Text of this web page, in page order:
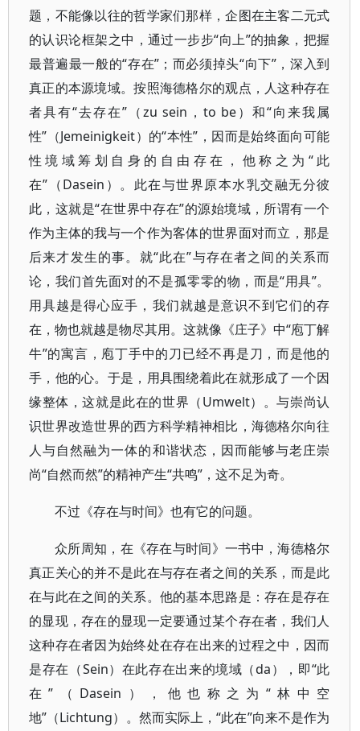
题，不能像以往的哲学家们那样，企图在主客二元式
的认识论框架之中，通过一步步“向上”的抽象，把握
最普遍最一般的“存在”；而必须掉头“向下”，深入到
真正的本源境域。按照海德格尔的观点，人这种存在
者具有“去存在”（zu sein，to be）和“向来我属
性”（Jemeinigkeit）的“本性”，因而是始终面向可能
性境域筹划自身的自由存在，他称之为“此
在”（Dasein）。此在与世界原本水乳交融无分彼
此，这就是“在世界中存在”的源始境域，所谓有一个
作为主体的我与一个作为客体的世界面对而立，那是
后来才发生的事。就“此在”与存在者之间的关系而
论，我们首先面对的不是孤零零的物，而是“用具”。
用具越是得心应手，我们就越是意识不到它们的存
在，物也就越是物尽其用。这就像《庄子》中“庖丁解
牛”的寓言，庖丁手中的刀已经不再是刀，而是他的
手，他的心。于是，用具围绕着此在就形成了一个因
缘整体，这就是此在的世界（Umwelt）。与崇尚认
识世界改造世界的西方科学精神相比，海德格尔向往
人与自然融为一体的和谐状态，因而能够与老庄崇
尚“自然而然”的精神产生“共鸣”，这不足为奇。
不过《存在与时间》也有它的问题。
众所周知，在《存在与时间》一书中，海德格尔
真正关心的并不是此在与存在者之间的关系，而是此
在与此在之间的关系。他的基本思路是：存在是存在
的显现，存在的显现一定要通过某个存在者，我们人
这种存在者因为始终处在存在出来的过程之中，因而
是存在（Sein）在此存在出来的境域（da），即“此
在”（Dasein），他也称之为“林中空
地”（Lichtung）。然而实际上，“此在”向来不是作为